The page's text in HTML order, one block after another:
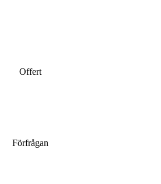
Offert
Förfrågan